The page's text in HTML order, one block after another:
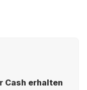
Cash erhalten